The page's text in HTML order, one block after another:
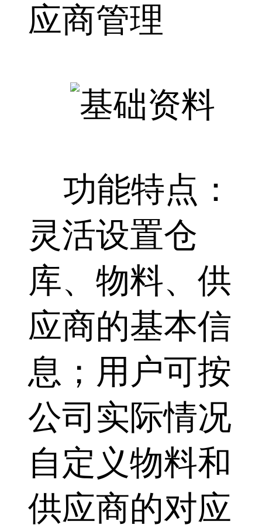
应商管理
功能特点：
灵活设置仓
库、物料、供
应商的基本信
息；用户可按
公司实际情况
自定义物料和
供应商的对应